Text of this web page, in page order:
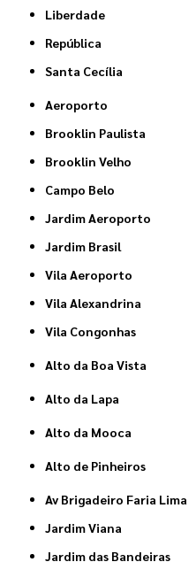
Liberdade
República
Santa Cecília
Aeroporto
Brooklin Paulista
Brooklin Velho
Campo Belo
Jardim Aeroporto
Jardim Brasil
Vila Aeroporto
Vila Alexandrina
Vila Congonhas
Alto da Boa Vista
Alto da Lapa
Alto da Mooca
Alto de Pinheiros
Av Brigadeiro Faria Lima
Jardim Viana
Jardim das Bandeiras